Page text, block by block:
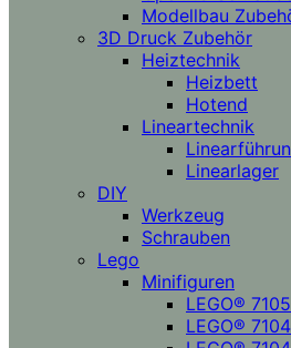
Modellbau
3D Druck Zubehör
Heiztechnik
Heizbett
Hotend
Lineartechnik
Linearlager
DIY
Werkzeug
Schrauben
Lego
Minifiguren
LEGO®
LEGO®